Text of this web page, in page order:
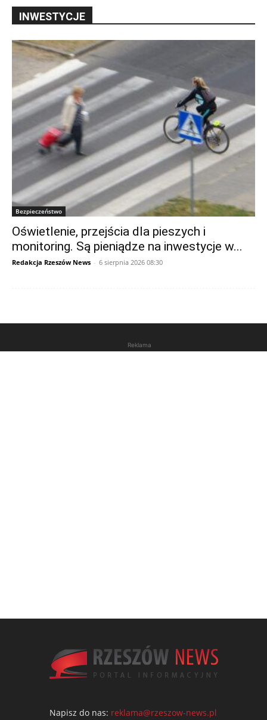
INWESTYCJE
Bezpieczeństwo
Oświetlenie, przejścia dla pieszych i
monitoring. Są pieniądze na inwestycje w...
Redakcja Rzeszów News - 6 sierpnia 2026 08:30
Reklama
Napisz do nas: reklama@rzeszow-news.pl